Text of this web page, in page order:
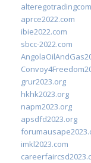
aprce2022.com
ibie2022.com
sbcc-2022.com
grur2023.org
hkhk2023.org
napm2023.org
apsdfd2023.org
imkl2023.com